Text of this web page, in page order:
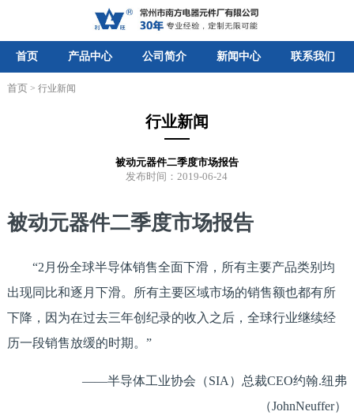
首页 产品中心 公司简介 新闻中心 联系我们
首页> 行业新闻
行业新闻
被动元器件二季度市场报告
发布时间：2019-06-24
被动元器件二季度市场报告
“2月份全球半导体销售全面下滑，所有主要产品类别均
出现同比和逐月下滑。所有主要区域市场的销售额也都有所
下降，因为在过去三年创纪录的收入之后，全球行业继续经
历一段销售放缓的时期。”
——半导体工业协会（SIA）总裁CEO约翰.纽弗
（JohnNeuffer）